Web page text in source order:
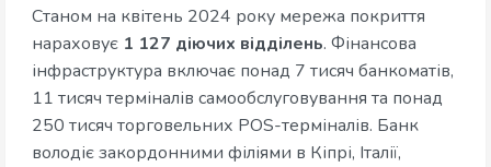
Станом на квітень 2024 року мережа покриття
нараховує 1 127 діючих відділень. Фінансова
інфраструктура включає понад 7 тисяч банкоматів,
11 тисяч терміналів самообслуговування та понад
250 тисяч торговельних POS-терміналів. Банк
володіє закордонними філіями в Кіпрі, Італії,